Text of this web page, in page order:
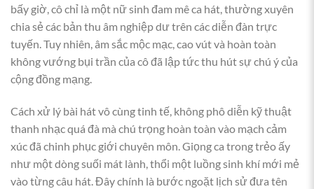
bấy giờ, cô chỉ là một nữ sinh đam mê ca hát, thường xuyên
chia sẻ các bản thu âm nghiệp dư trên các diễn đàn trực
tuyến. Tuy nhiên, âm sắc mộc mạc, cao vút và hoàn toàn
không vướng bụi trần của cô đã lập tức thu hút sự chú ý của
cộng đồng mạng.
Cách xử lý bài hát vô cùng tinh tế, không phô diễn kỹ thuật
thanh nhạc quá đà mà chú trọng hoàn toàn vào mạch cảm
xúc đã chinh phục giới chuyên môn. Giọng ca trong trẻo ấy
như một dòng suối mát lành, thổi một luồng sinh khí mới mẻ
vào từng câu hát. Đây chính là bước ngoặt lịch sử đưa tên